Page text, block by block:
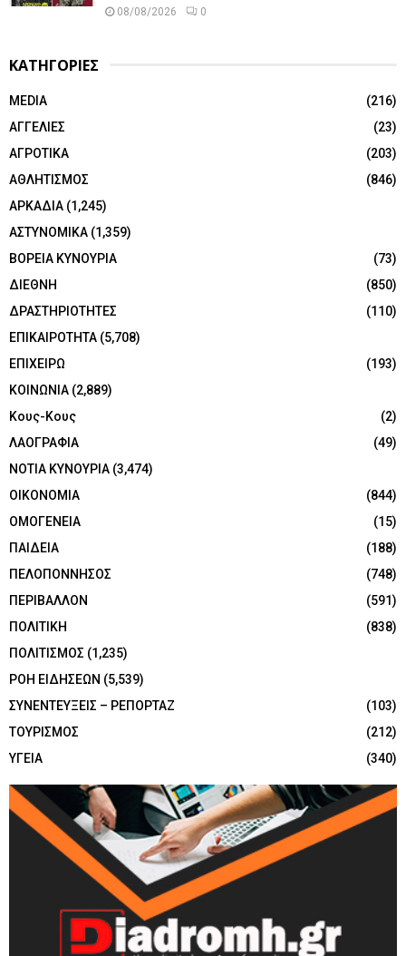
08/08/2026 0
ΚΑΤΗΓΟΡΙΕΣ
MEDIA
(216)
ΑΓΓΕΛΙΕΣ
(23)
ΑΓΡΟΤΙΚΑ
(203)
ΑΘΛΗΤΙΣΜΟΣ
(846)
ΑΡΚΑΔΙΑ (1,245)
ΑΣΤΥΝΟΜΙΚΑ (1,359)
ΒΟΡΕΙΑ ΚΥΝΟΥΡΙΑ
(73)
ΔΙΕΘΝΗ
(850)
ΔΡΑΣΤΗΡΙΟΤΗΤΕΣ
(110)
ΕΠΙΚΑΙΡΟΤΗΤΑ (5,708)
ΕΠΙΧΕΙΡΩ
(193)
ΚΟΙΝΩΝΙΑ (2,889)
Κους-Κους
(2)
ΛΑΟΓΡΑΦΙΑ
(49)
ΝΟΤΙΑ ΚΥΝΟΥΡΙΑ (3,474)
ΟΙΚΟΝΟΜΙΑ
(844)
ΟΜΟΓΕΝΕΙΑ
(15)
ΠΑΙΔΕΙΑ
(188)
ΠΕΛΟΠΟΝΝΗΣΟΣ
(748)
ΠΕΡΙΒΑΛΛΟΝ
(591)
ΠΟΛΙΤΙΚΗ
(838)
ΠΟΛΙΤΙΣΜΟΣ (1,235)
ΡΟΗ ΕΙΔΗΣΕΩΝ (5,539)
ΣΥΝΕΝΤΕΥΞΕΙΣ – ΡΕΠΟΡΤΑΖ
(103)
ΤΟΥΡΙΣΜΟΣ
(212)
ΥΓΕΙΑ
(340)